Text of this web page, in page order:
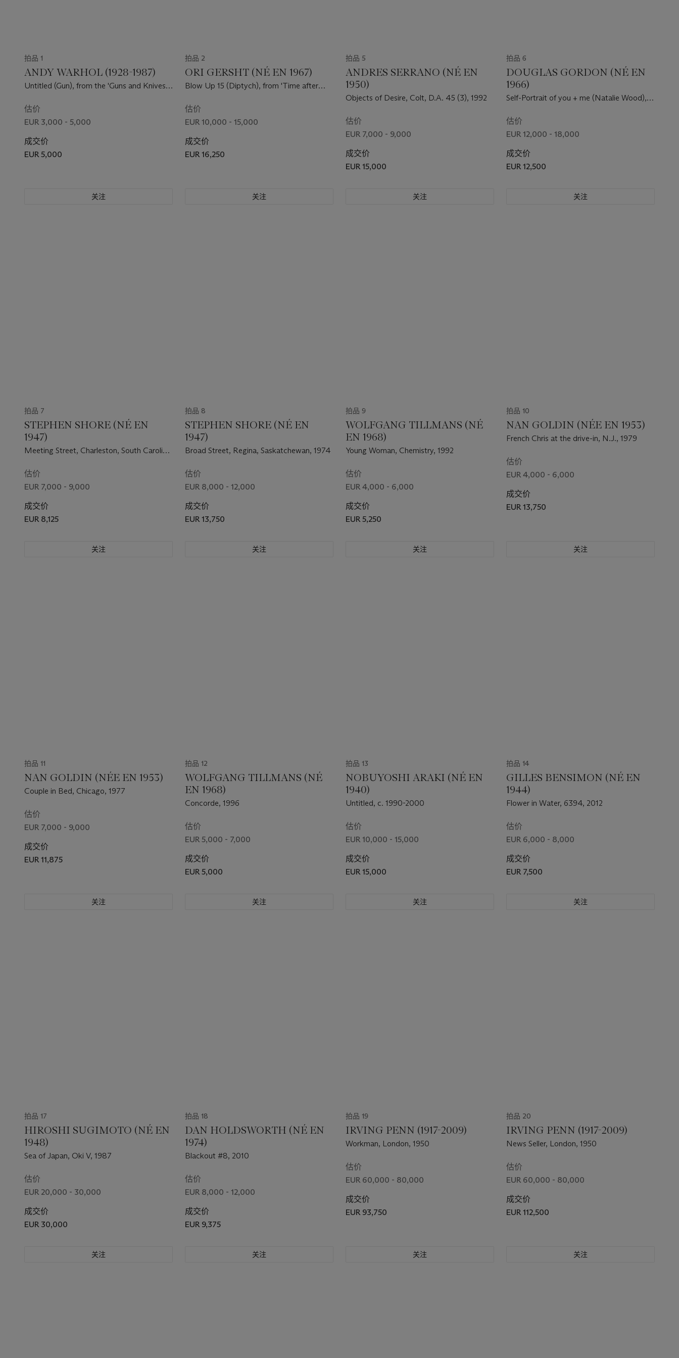
拍品 1
ANDY WARHOL (1928-1987)
Untitled (Gun), from the 'Guns and Knives'
估价
EUR 3,000 - 5,000
成交价
EUR 5,000
关注
拍品 2
ORI GERSHT (NÉ EN 1967)
Blow Up 15 (Diptych), from 'Time after
估价
EUR 10,000 - 15,000
成交价
EUR 16,250
关注
拍品 5
ANDRES SERRANO (NÉ EN
1950)
Objects of Desire, Colt, D.A. 45 (3), 1992
估价
EUR 7,000 - 9,000
成交价
EUR 15,000
关注
拍品 6
DOUGLAS GORDON (NÉ EN
1966)
Self-Portrait of you + me (Natalie Wood),
估价
EUR 12,000 - 18,000
成交价
EUR 12,500
关注
拍品 7
STEPHEN SHORE (NÉ EN
1947)
Meeting Street, Charleston, South Carolina,
估价
EUR 7,000 - 9,000
成交价
EUR 8,125
关注
拍品 8
STEPHEN SHORE (NÉ EN
1947)
Broad Street, Regina, Saskatchewan, 1974
估价
EUR 8,000 - 12,000
成交价
EUR 13,750
关注
拍品 9
WOLFGANG TILLMANS (NÉ
EN 1968)
Young Woman, Chemistry, 1992
估价
EUR 4,000 - 6,000
成交价
EUR 5,250
关注
拍品 10
NAN GOLDIN (NÉE EN 1953)
French Chris at the drive-in, N.J., 1979
估价
EUR 4,000 - 6,000
成交价
EUR 13,750
关注
拍品 11
NAN GOLDIN (NÉE EN 1953)
Couple in Bed, Chicago, 1977
估价
EUR 7,000 - 9,000
成交价
EUR 11,875
关注
拍品 12
WOLFGANG TILLMANS (NÉ
EN 1968)
Concorde, 1996
估价
EUR 5,000 - 7,000
成交价
EUR 5,000
关注
拍品 13
NOBUYOSHI ARAKI (NÉ EN
1940)
Untitled, c. 1990-2000
估价
EUR 10,000 - 15,000
成交价
EUR 15,000
关注
拍品 14
GILLES BENSIMON (NÉ EN
1944)
Flower in Water, 6394, 2012
估价
EUR 6,000 - 8,000
成交价
EUR 7,500
关注
拍品 17
HIROSHI SUGIMOTO (NÉ EN
1948)
Sea of Japan, Oki V, 1987
估价
EUR 20,000 - 30,000
成交价
EUR 30,000
关注
拍品 18
DAN HOLDSWORTH (NÉ EN
1974)
Blackout #8, 2010
估价
EUR 8,000 - 12,000
成交价
EUR 9,375
关注
拍品 19
IRVING PENN (1917-2009)
Workman, London, 1950
估价
EUR 60,000 - 80,000
成交价
EUR 93,750
关注
拍品 20
IRVING PENN (1917-2009)
News Seller, London, 1950
估价
EUR 60,000 - 80,000
成交价
EUR 112,500
关注